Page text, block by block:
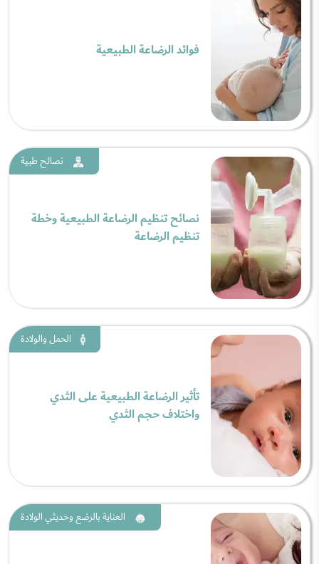
فوائد الرضاعة الطبيعية
نصائح طبية
نصائح تنظيم الرضاعة الطبيعية وخطة
تنظيم الرضاعة
الحمل والولادة
تأثير الرضاعة الطبيعية على الثدي
واختلاف حجم الثدي
العناية بالرضع وحديثي الولادة